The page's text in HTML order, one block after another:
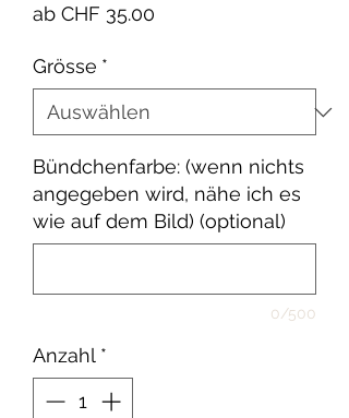
ab CHF 35.00
Grösse *
Bündchenfarbe: (wenn nichts
angegeben wird, nähe ich es
wie auf dem Bild) (optional)
0/500
Anzahl *